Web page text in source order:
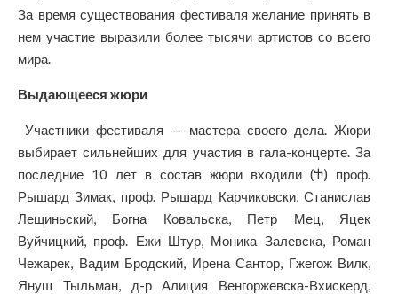
За время существования фестиваля желание принять в
нем участие выразили более тысячи артистов со всего
мира.
Выдающееся жюри
Участники фестиваля — мастера своего дела. Жюри
выбирает сильнейших для участия в гала-концерте. За
последние 10 лет в состав жюри входили (Ⴕ) проф.
Рышард Зимак, проф. Рышард Карчиковски, Станислав
Лещиньский, Богна Ковальска, Петр Мец, Яцек
Вуйчицкий, проф. Ежи Штур, Моника Залевска, Роман
Чежарек, Вадим Бродский, Ирена Сантор, Гжегож Вилк,
Януш Тыльман, д-р Алиция Венгоржевска-Вхискерд,